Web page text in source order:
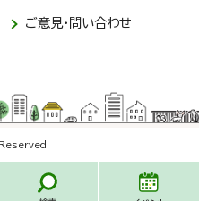
ご意見・問い合わせ